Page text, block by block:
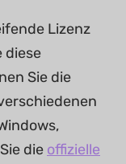
Lizenz
diese
Sie die
die offizielle